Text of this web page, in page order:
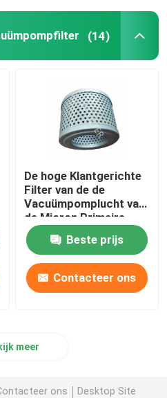
(14)
De hoge Klantgerichte
Filter van de de
Vacuümpomplucht van
de Micron Primaire
Opname Pneumatische
F003
Beste prijs
Contacteer ons
meer
ons Desktop Site